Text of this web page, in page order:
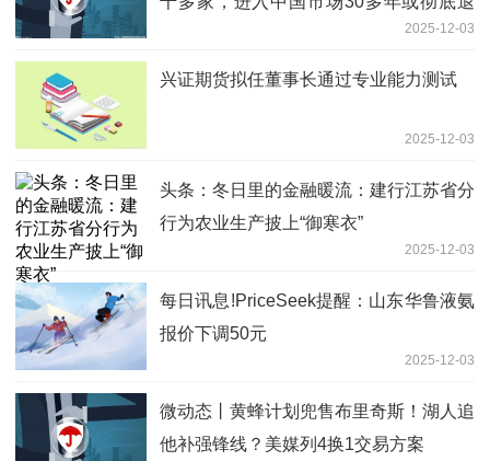
2025-12-03
兴证期货拟任董事长通过专业能力测试
2025-12-03
头条：冬日里的金融暖流：建行江苏省分
行为农业生产披上“御寒衣”
2025-12-03
每日讯息!PriceSeek提醒：山东华鲁液氨
报价下调50元
2025-12-03
微动态丨黄蜂计划兜售布里奇斯！湖人追
他补强锋线？美媒列4换1交易方案